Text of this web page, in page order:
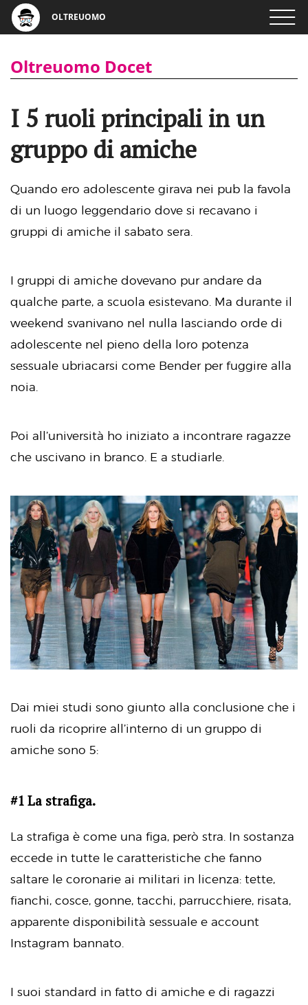
OLTREUOMO
Oltreuomo Docet
I 5 ruoli principali in un
gruppo di amiche
Quando ero adolescente girava nei pub la favola
di un luogo leggendario dove si recavano i
gruppi di amiche il sabato sera.
I gruppi di amiche dovevano pur andare da
qualche parte, a scuola esistevano. Ma durante il
weekend svanivano nel nulla lasciando orde di
adolescente nel pieno della loro potenza
sessuale ubriacarsi come Bender per fuggire alla
noia.
Poi all’università ho iniziato a incontrare ragazze
che uscivano in branco. E a studiarle.
Dai miei studi sono giunto alla conclusione che i
ruoli da ricoprire all’interno di un gruppo di
amiche sono 5:
#1 La strafiga.
La strafiga è come una figa, però stra. In sostanza
eccede in tutte le caratteristiche che fanno
saltare le coronarie ai militari in licenza: tette,
fianchi, cosce, gonne, tacchi, parrucchiere, risata,
apparente disponibilità sessuale e account
Instagram bannato.
I suoi standard in fatto di amiche e di ragazzi